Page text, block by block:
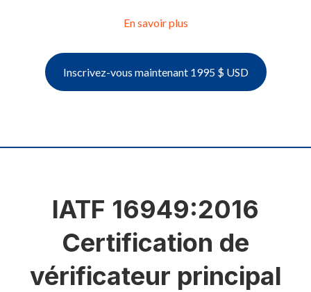
En savoir plus
Inscrivez-vous maintenant 1995 $ USD
IATF 16949:2016
Certification de
vérificateur principal